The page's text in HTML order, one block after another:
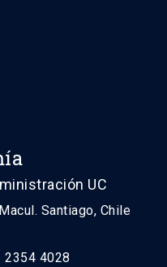
UC
Santiago, Chile
2354 4028